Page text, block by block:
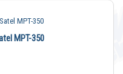
MPT-350